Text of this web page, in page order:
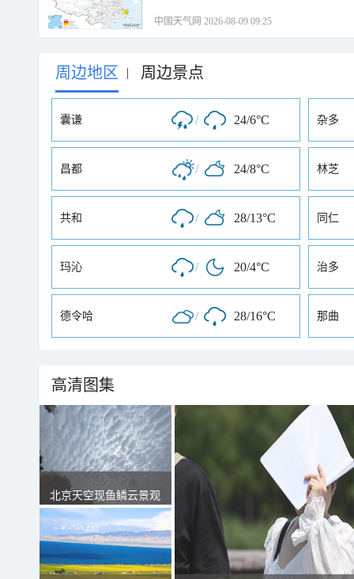
中国天气网 2026-08-09 09:25
周边地区 | 周边景点
囊谦 / 24/6°C 杂多
昌都 / 24/8°C 林芝
共和 / 28/13°C 同仁
玛沁 / 20/4°C 治多
德令哈 / 28/16°C 那曲
高清图集
北京天空现鱼鳞云景观